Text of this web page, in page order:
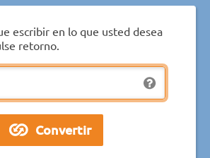
escribir en lo que usted desea
retorno.